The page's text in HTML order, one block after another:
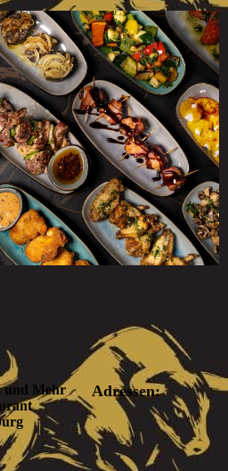
und Mehr
Adressen: